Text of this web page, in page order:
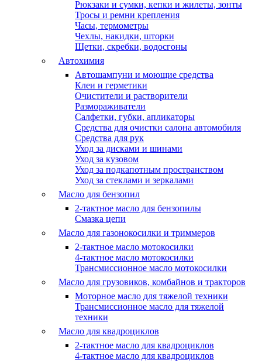
Рюкзаки и сумки, кепки и жилеты, зонты
Тросы и ремни крепления
Часы, термометры
Чехлы, накидки, шторки
Щетки, скребки, водосгоны
Автохимия
Автошампуни и моющие средства
Клеи и герметики
Очистители и растворители
Размораживатели
Салфетки, губки, апликаторы
Средства для очистки салона автомобиля
Средства для рук
Уход за дисками и шинами
Уход за кузовом
Уход за подкапотным пространством
Уход за стеклами и зеркалами
Масло для бензопил
2-тактное масло для бензопилы
Cмазка цепи
Масло для газонокосилки и триммеров
2-тактное масло мотокосилки
4-тактное масло мотокосилки
Трансмиссионное масло мотокосилки
Масло для грузовиков, комбайнов и тракторов
Моторное масло для тяжелой техники
Трансмиссионное масло для тяжелой
техники
Масло для квадроциклов
2-тактное масло для квадроциклов
4-тактное масло для квадроциклов